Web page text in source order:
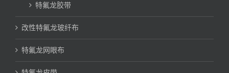
特氟龙胶带
改性特氟龙玻纤布
特氟龙网眼布